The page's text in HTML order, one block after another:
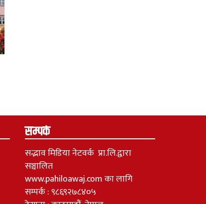
सम्पर्क
सद्भाव मिडिया नेटवर्क प्रा.लि.द्वारा
सञ्चालित
www.pahiloawaj.com का लागि
सम्पर्क : ९८६९२७८४०५